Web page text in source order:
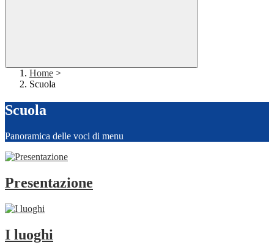
Home >
Scuola
Scuola
Panoramica delle voci di menu
Presentazione
I luoghi